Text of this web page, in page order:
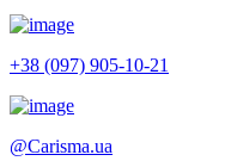
+38 (097) 905-10-21
@Carisma.ua